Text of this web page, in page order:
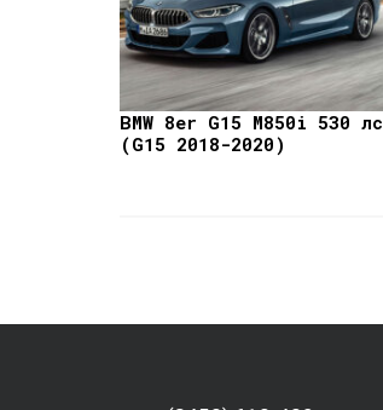
BMW 8er G15 M850i 530 лс
(G15 2018-2020)